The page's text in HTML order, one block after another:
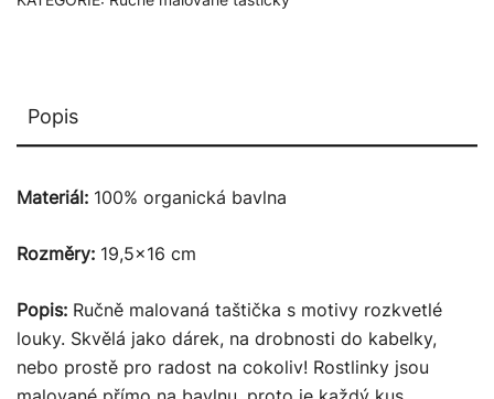
Popis
Materiál: 100% organická bavlna
Rozměry: 19,5×16 cm
Popis: Ručně malovaná taštička s motivy rozkvetlé
louky. Skvělá jako dárek, na drobnosti do kabelky,
nebo prostě pro radost na cokoliv! Rostlinky jsou